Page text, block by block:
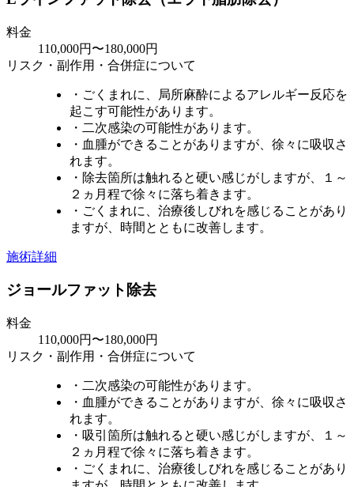
料金
110,000円〜180,000円
リスク・副作用・合併症について
・ごくまれに、局所麻酔によるアレルギー反応を
起こす可能性があります。
・二次感染の可能性があります。
・血腫ができることがありますが、徐々に吸収さ
れます。
・除去箇所は触れると硬い感じがしますが、１～
２ヵ月程で徐々に落ち着きます。
・ごくまれに、治療後しびれを感じることがあり
ますが、時間とともに改善します。
施術詳細
ジョールファット除去
料金
110,000円〜180,000円
リスク・副作用・合併症について
・二次感染の可能性があります。
・血腫ができることがありますが、徐々に吸収さ
れます。
・吸引箇所は触れると硬い感じがしますが、１～
２ヵ月程で徐々に落ち着きます。
・ごくまれに、治療後しびれを感じることがあり